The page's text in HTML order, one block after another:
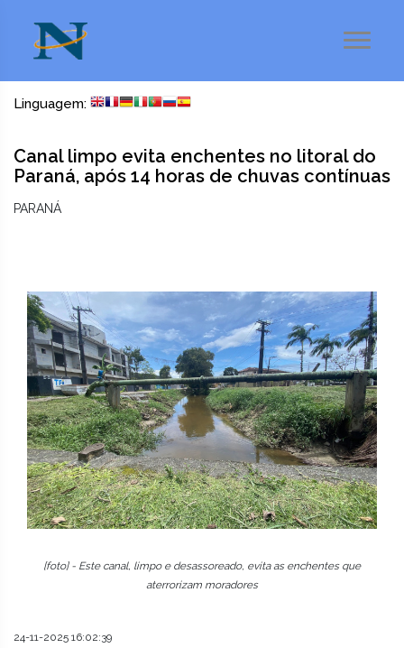
Linguagem:
Canal limpo evita enchentes no litoral do
Paraná, após 14 horas de chuvas contínuas
PARANÁ
[foto] - Este canal, limpo e desassoreado, evita as enchentes que
aterrorizam moradores
24-11-2025 16:02:39